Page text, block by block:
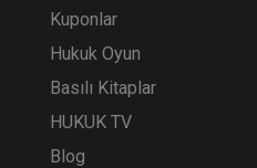
Kuponlar
Hukuk Oyun
Basılı Kitaplar
HUKUK TV
Blog